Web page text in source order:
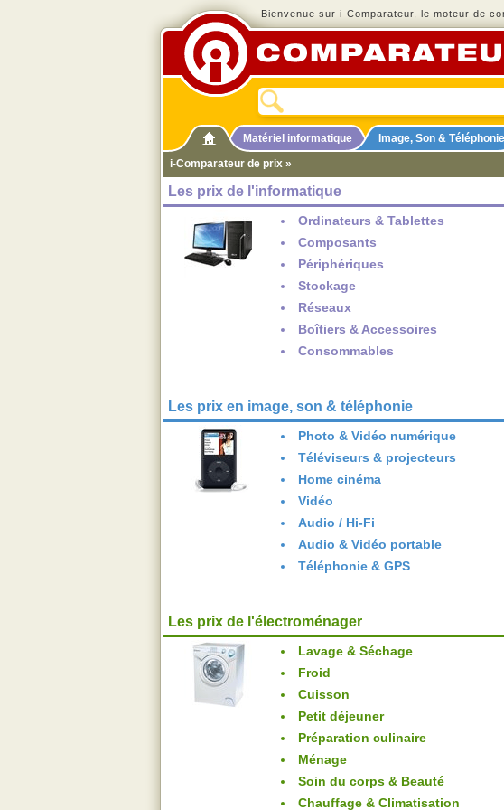
Bienvenue sur i-Comparateur, le moteur de
Matériel informatique Image, Son & Téléphonie
i-Comparateur de prix »
Les prix de l'informatique
Ordinateurs & Tablettes
Composants
Périphériques
Stockage
Réseaux
Boîtiers & Accessoires
Consommables
Les prix en image, son & téléphonie
Photo & Vidéo numérique
Téléviseurs & projecteurs
Home cinéma
Vidéo
Audio / Hi-Fi
Audio & Vidéo portable
Téléphonie & GPS
Les prix de l'électroménager
Lavage & Séchage
Froid
Cuisson
Petit déjeuner
Préparation culinaire
Ménage
Soin du corps & Beauté
Chauffage & Climatisation